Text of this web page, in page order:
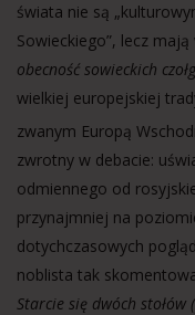
świata nie są
Sowieckiego”, lecz mają
obecność sowieckich
wielkiej europejskiej
zwanym Europą
zwrotny w debacie:
odmiennego od
przynajmniej na
dotychczasowych
noblista tak
Starcie się dwóch stołów